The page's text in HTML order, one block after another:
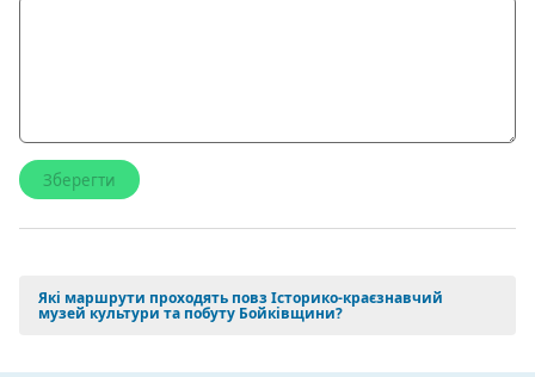
Які маршрути проходять повз Історико-краєзнавчий
музей культури та побуту Бойківщини?